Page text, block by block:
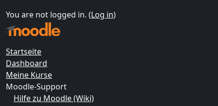
You are not logged in. (Log in)
Startseite
Dashboard
Meine Kurse
Moodle-Support
Hilfe zu Moodle (Wiki)